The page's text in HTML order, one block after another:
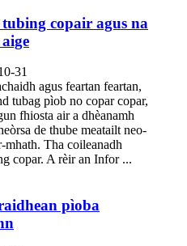
copair agus na
31
agus feartan feartan,
tubag pìob no copar copar,
fhiosta air a dhèanamh
de thube meatailt neo-
mhath. Tha coileanadh
copar. A rèir an Infor ...
pìoba